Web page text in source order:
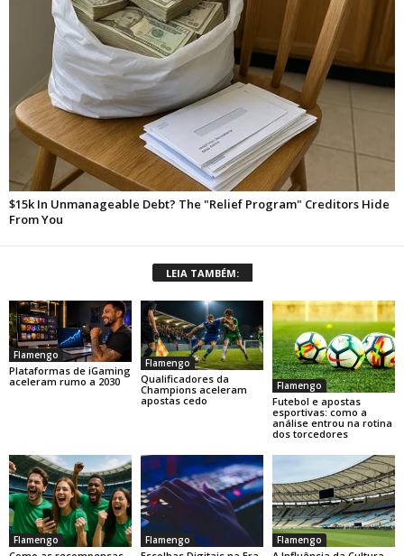
LEIA TAMBÉM:
Flamengo
Plataformas de iGaming
aceleram rumo a 2030
Flamengo
Qualificadores da
Champions aceleram
apostas cedo
Flamengo
Futebol e apostas
esportivas: como a
análise entrou na rotina
dos torcedores
Flamengo Flamengo Flamengo